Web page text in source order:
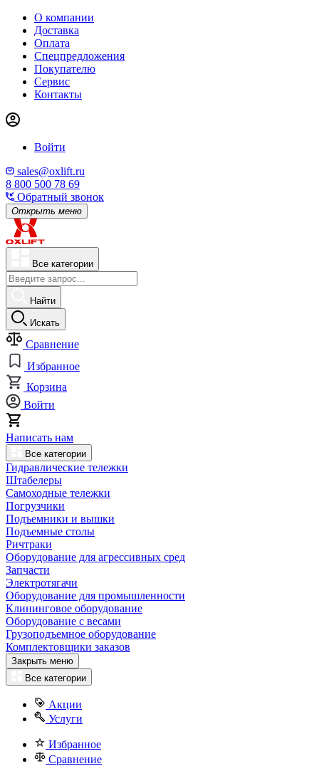
О компании
Доставка
Оплата
Спецпредложения
Покупателю
Сервис
Контакты
Войти
sales@oxlift.ru
8 800 500 78 69
Обратный звонок
Открыть меню
Все категории
Найти
Искать
Сравнение
Избранное
Корзина
Войти
Написать нам
Все категории
Гидравлические тележки
Штабелеры
Самоходные тележки
Погрузчики
Подъемники и вышки
Подъемные столы
Ричтраки
Оборудование для агрессивных сред
Запчасти
Электротягачи
Оборудование для промышленности
Клининговое оборудование
Оборудование с весами
Грузоподъемное оборудование
Комплектовщики заказов
Закрыть меню
Все категории
Акции
Услуги
Избранное
Сравнение